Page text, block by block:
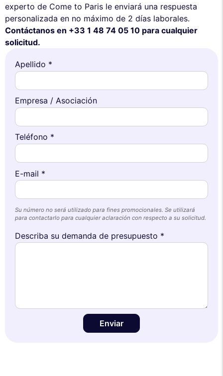
experto de Come to Paris le enviará una respuesta
personalizada en no máximo de 2 días laborales.
Contáctanos en +33 1 48 74 05 10 para cualquier
solicitud.
Apellido *
Empresa / Asociación
Teléfono *
E-mail *
Su número no será utilizado para fines promocionales. Se utilizará
para contactarlo para cualquier aclaración con respecto a su solicitud.
Describa su demanda de presupuesto *
Enviar